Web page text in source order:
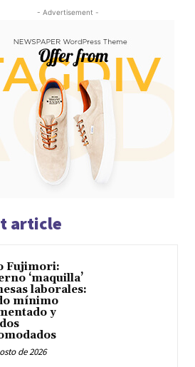
- Advertisement -
article
Fujimori:
‘maquilla’
laborales:
mínimo
y
de 2026